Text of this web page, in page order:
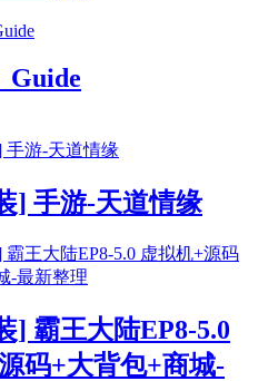
] 手游-天道情缘
] 霸王大陆EP8-5.0
码+大背包+商城-